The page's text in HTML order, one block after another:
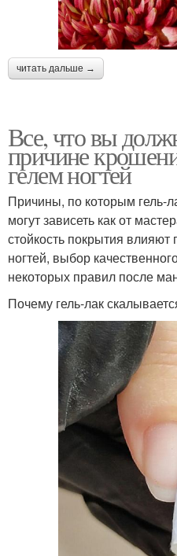
читать дальше →
Все, что вы
причине
гелем ногтей
Причины, по которым гель-
могут зависеть как от
стойкость покрытия влияют
ногтей, выбор
некоторых правил после
Почему гель-лак